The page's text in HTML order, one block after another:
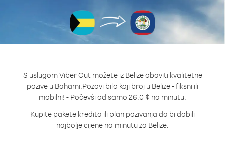
S uslugom Viber Out možete iz Belize obaviti kvalitetne
pozive u Bahami.Pozovi bilo koji broj u Belize - fiksni ili
mobilni! - Počevši od samo 26.0 ¢ na minutu.
Kupite pakete kredita ili plan pozivanja da bi dobili
najbolje cijene na minutu za Belize.